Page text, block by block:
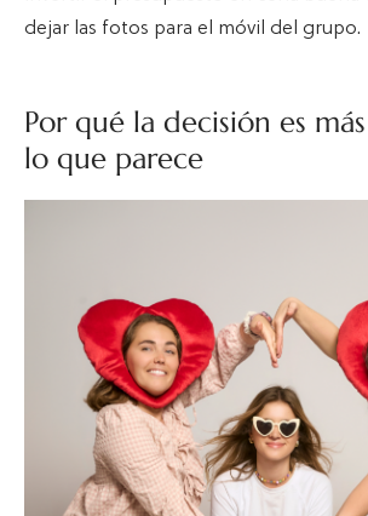
dejar las fotos para el móvil del grupo.
Por qué la decisión es
lo que parece